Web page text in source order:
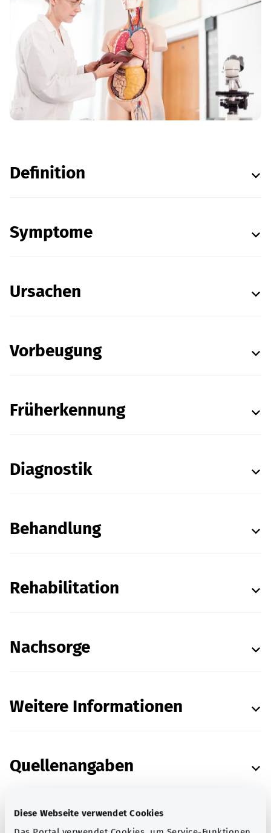
Diese Webseite verwendet Cookies
Definition
Symptome
Ursachen
Vorbeugung
Früherkennung
Diagnostik
Behandlung
Rehabilitation
Nachsorge
Weitere Informationen
Quellenangaben